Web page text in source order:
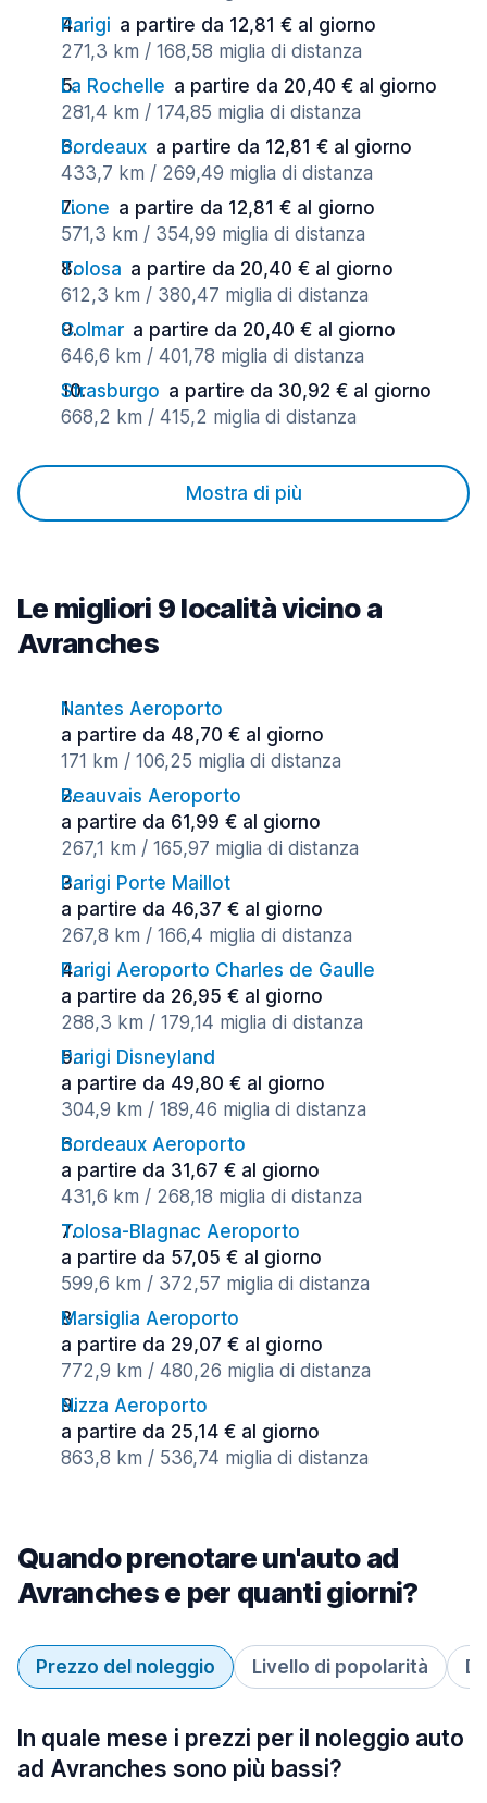
Parigi a partire da 12,81 € al giorno
271,3 km / 168,58 miglia di distanza
La Rochelle a partire da 20,40 € al giorno
281,4 km / 174,85 miglia di distanza
Bordeaux a partire da 12,81 € al giorno
433,7 km / 269,49 miglia di distanza
Lione a partire da 12,81 € al giorno
571,3 km / 354,99 miglia di distanza
Tolosa a partire da 20,40 € al giorno
612,3 km / 380,47 miglia di distanza
Colmar a partire da 20,40 € al giorno
646,6 km / 401,78 miglia di distanza
Strasburgo a partire da 30,92 € al giorno
668,2 km / 415,2 miglia di distanza
Mostra di più
Le migliori 9 località vicino a
Avranches
Nantes Aeroporto
a partire da 48,70 € al giorno
171 km / 106,25 miglia di distanza
Beauvais Aeroporto
a partire da 61,99 € al giorno
267,1 km / 165,97 miglia di distanza
Parigi Porte Maillot
a partire da 46,37 € al giorno
267,8 km / 166,4 miglia di distanza
Parigi Aeroporto Charles de Gaulle
a partire da 26,95 € al giorno
288,3 km / 179,14 miglia di distanza
Parigi Disneyland
a partire da 49,80 € al giorno
304,9 km / 189,46 miglia di distanza
Bordeaux Aeroporto
a partire da 31,67 € al giorno
431,6 km / 268,18 miglia di distanza
Tolosa-Blagnac Aeroporto
a partire da 57,05 € al giorno
599,6 km / 372,57 miglia di distanza
Marsiglia Aeroporto
a partire da 29,07 € al giorno
772,9 km / 480,26 miglia di distanza
Nizza Aeroporto
a partire da 25,14 € al giorno
863,8 km / 536,74 miglia di distanza
Quando prenotare un'auto ad
Avranches e per quanti giorni?
Prezzo del noleggio Livello di popolarità
In quale mese i prezzi per il noleggio auto
ad Avranches sono più bassi?